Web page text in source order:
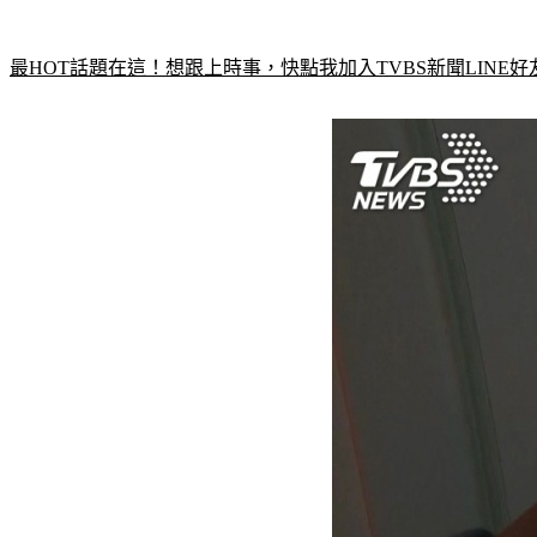
最HOT話題在這！想跟上時事，快點我加入TVBS新聞LINE好